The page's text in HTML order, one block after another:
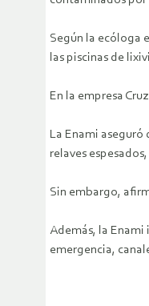
Según la ecóloga
las piscinas de
En la empresa
La Enami
relaves
Sin embargo,
Además, la
emergencia,